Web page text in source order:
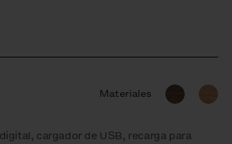
Materiales
cargador de USB, recarga para